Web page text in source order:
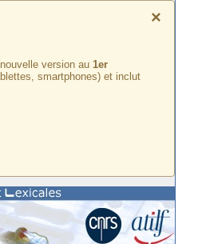
×
version au 1er
smartphones) et inclut